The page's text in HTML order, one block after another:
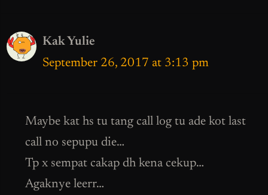
Kak Yulie
September 26, 2017 at 3:13 pm
Maybe kat hs tu tang call log tu ade kot last
call no sepupu die…
Tp x sempat cakap dh kena cekup…
Agaknye leerr…